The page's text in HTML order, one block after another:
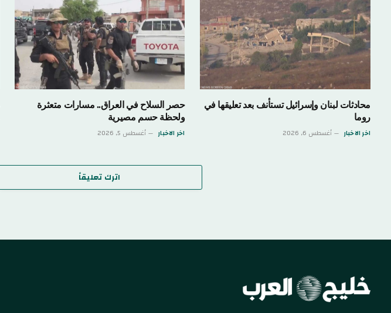
محادثات لبنان وإسرائيل تستأنف بعد تعليقها في
روما
اخر الاخبار أغسطس 6, 2026
حصر السلاح في العراق.. مسارات متعثرة
ولحظة حسم مصيرية
اخر الاخبار أغسطس 5, 2026
اترك تعليقاً